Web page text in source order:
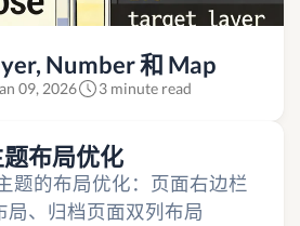
Number 和 Map
09, 2026 3 minute read
布局优化
题的布局优化：页面右边栏
局、归档页面双列布局